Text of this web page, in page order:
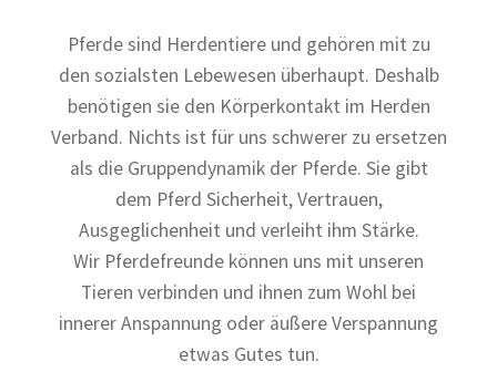
Pferde sind Herdentiere und gehören mit zu
den sozialsten Lebewesen überhaupt. Deshalb
benötigen sie den Körperkontakt im Herden
Verband. Nichts ist für uns schwerer zu ersetzen
als die Gruppendynamik der Pferde. Sie gibt
dem Pferd Sicherheit, Vertrauen,
Ausgeglichenheit und verleiht ihm Stärke.
Wir Pferdefreunde können uns mit unseren
Tieren verbinden und ihnen zum Wohl bei
innerer Anspannung oder äußere Verspannung
etwas Gutes tun.